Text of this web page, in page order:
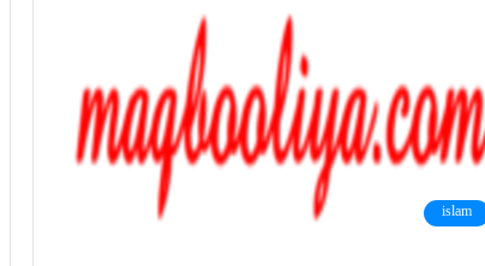
islam